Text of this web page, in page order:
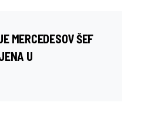
MERCEDESOV ŠEF
U